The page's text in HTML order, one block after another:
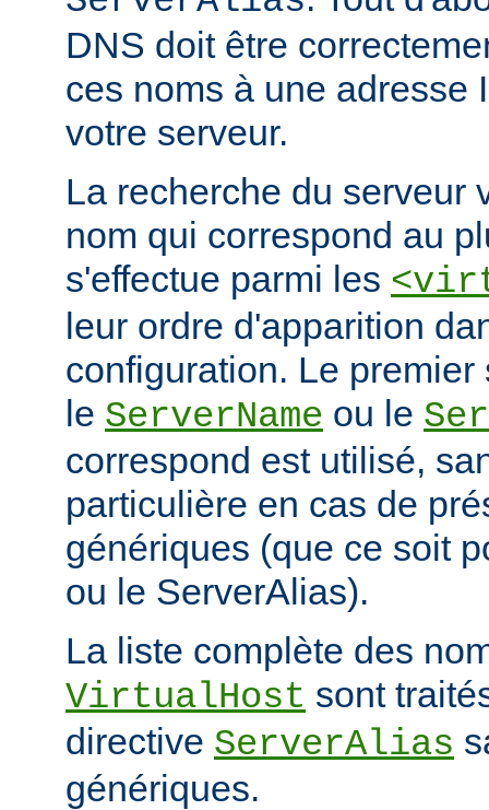
DNS doit être
ces noms à une adresse
votre serveur.
La recherche du serveur
nom qui correspond au
s'effectue parmi les
leur ordre d'apparition
configuration. Le
le ServerName ou le
correspond est utilisé,
particulière en cas de
génériques (que ce soit
ou le ServerAlias).
La liste complète des
VirtualHost sont
directive ServerAlias
génériques.